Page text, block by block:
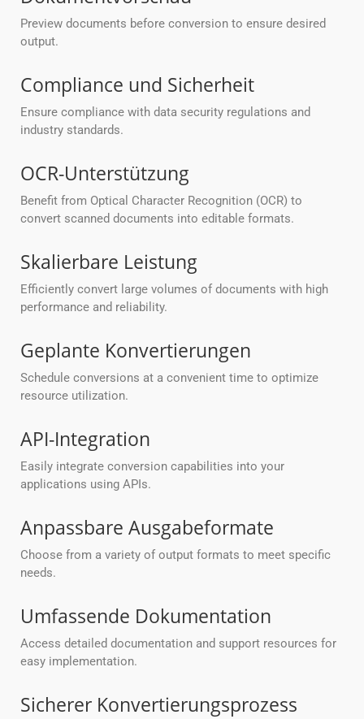
Preview documents before conversion to ensure desired
output.
Compliance und Sicherheit
Ensure compliance with data security regulations and
industry standards.
OCR-Unterstützung
Benefit from Optical Character Recognition (OCR) to
convert scanned documents into editable formats.
Skalierbare Leistung
Efficiently convert large volumes of documents with high
performance and reliability.
Geplante Konvertierungen
Schedule conversions at a convenient time to optimize
resource utilization.
API-Integration
Easily integrate conversion capabilities into your
applications using APIs.
Anpassbare Ausgabeformate
Choose from a variety of output formats to meet specific
needs.
Umfassende Dokumentation
Access detailed documentation and support resources for
easy implementation.
Sicherer Konvertierungsprozess